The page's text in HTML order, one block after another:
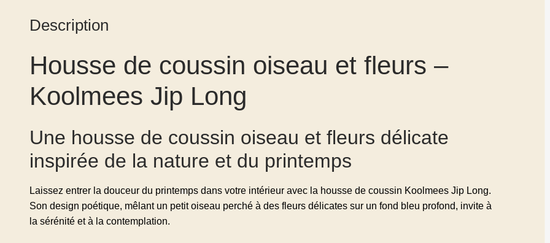
Description
Housse de coussin oiseau et fleurs –
Koolmees Jip Long
Une housse de coussin oiseau et fleurs délicate
inspirée de la nature et du printemps
Laissez entrer la douceur du printemps dans votre intérieur avec la housse de coussin Koolmees Jip Long.
Son design poétique, mêlant un petit oiseau perché à des fleurs délicates sur un fond bleu profond, invite à
la sérénité et à la contemplation.